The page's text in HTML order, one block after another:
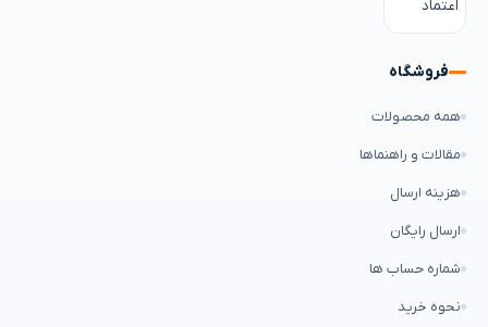
فروشگاه
همه محصولات
مقالات و راهنماها
هزینه ارسال
ارسال رایگان
شماره حساب ها
نحوه خرید